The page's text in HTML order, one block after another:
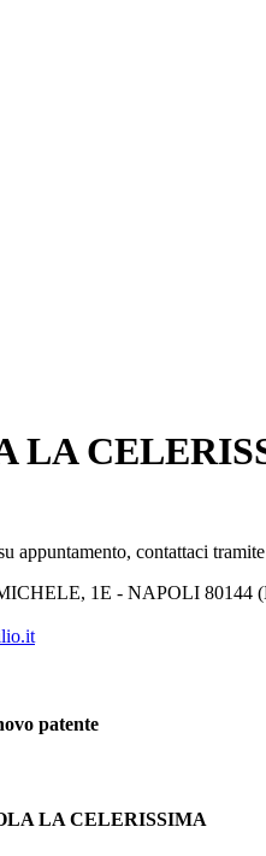
LA
appuntamento, contattaci
1E - NAPOLI 80144
patente
LA CELERISSIMA